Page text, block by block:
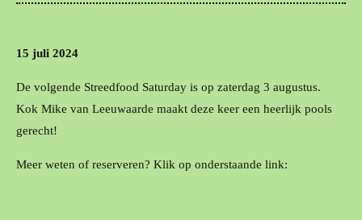
15 juli 2024
De volgende Streedfood Saturday is op zaterdag 3 augustus.
Kok Mike van Leeuwaarde maakt deze keer een heerlijk pools
gerecht!
Meer weten of reserveren? Klik op onderstaande link: